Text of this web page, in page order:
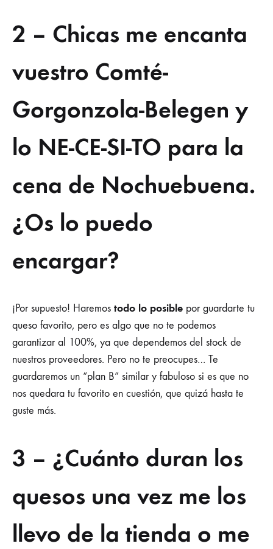
2 – Chicas me encanta
vuestro Comté-
Gorgonzola-Belegen y
lo NE-CE-SI-TO para la
cena de Nochuebuena.
¿Os lo puedo
encargar?
¡Por supuesto! Haremos todo lo posible por guardarte tu
queso favorito, pero es algo que no te podemos
garantizar al 100%, ya que dependemos del stock de
nuestros proveedores. Pero no te preocupes… Te
guardaremos un “plan B” similar y fabuloso si es que no
nos quedara tu favorito en cuestión, que quizá hasta te
guste más.
3 – ¿Cuánto duran los
quesos una vez me los
llevo de la tienda o me